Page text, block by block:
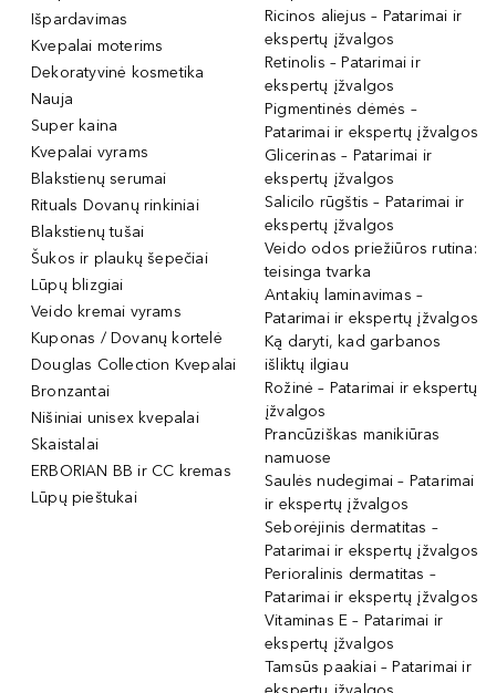
Išpardavimas
Kvepalai moterims
Dekoratyvinė kosmetika
Nauja
Super kaina
Kvepalai vyrams
Blakstienų serumai
Rituals Dovanų rinkiniai
Blakstienų tušai
Šukos ir plaukų šepečiai
Lūpų blizgiai
Veido kremai vyrams
Kuponas / Dovanų kortelė
Douglas Collection Kvepalai
Bronzantai
Nišiniai unisex kvepalai
Skaistalai
ERBORIAN BB ir CC kremas
Lūpų pieštukai
Ricinos aliejus – Patarimai ir
ekspertų įžvalgos
Retinolis – Patarimai ir
ekspertų įžvalgos
Pigmentinės dėmės –
Patarimai ir ekspertų įžvalgos
Glicerinas – Patarimai ir
ekspertų įžvalgos
Salicilo rūgštis – Patarimai ir
ekspertų įžvalgos
Veido odos priežiūros rutina:
teisinga tvarka
Antakių laminavimas –
Patarimai ir ekspertų įžvalgos
Ką daryti, kad garbanos
išliktų ilgiau
Rožinė – Patarimai ir ekspertų
įžvalgos
Prancūziškas manikiūras
namuose
Saulės nudegimai – Patarimai
ir ekspertų įžvalgos
Seborėjinis dermatitas –
Patarimai ir ekspertų įžvalgos
Perioralinis dermatitas –
Patarimai ir ekspertų įžvalgos
Vitaminas E – Patarimai ir
ekspertų įžvalgos
Tamsūs paakiai – Patarimai ir